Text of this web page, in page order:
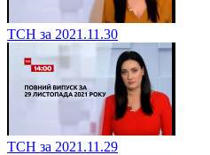
ТСН за 2021.11.30
ТСН за 2021.11.29